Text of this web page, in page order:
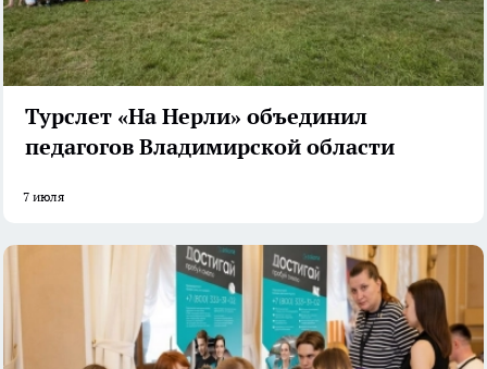
Турслет «На Нерли» объединил
педагогов Владимирской области
7 июля